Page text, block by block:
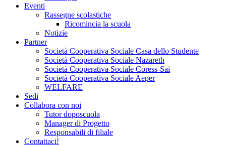
Eventi
Rassegne scolastiche
Ricomincia la scuola
Notizie
Partner
Società Cooperativa Sociale Casa dello Studente
Società Cooperativa Sociale Nazareth
Società Cooperativa Sociale Coress-Sai
Società Cooperativa Sociale Aeper
WELFARE
Sedi
Collabora con noi
Tutor doposcuola
Manager di Progetto
Responsabili di filiale
Contattaci!